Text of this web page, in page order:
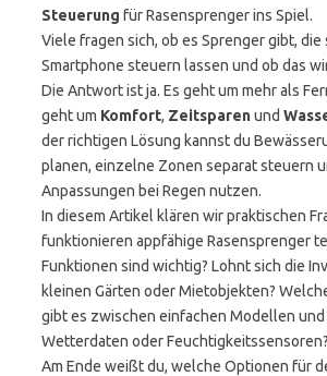
Steuerung für Rasensprenger ins Spiel.
Viele fragen sich, ob es Sprenger gibt, die
Smartphone steuern lassen und ob das
Die Antwort ist ja. Es geht um mehr als
geht um Komfort, Zeitsparenund
der richtigen Lösung kannst du
planen, einzelne Zonen separat steuern
Anpassungen bei Regen nutzen.
In diesem Artikel klären wir praktischen
funktionieren appfähige Rasensprenger
Funktionen sind wichtig? Lohnt sich die
kleinen Gärten oder Mietobjekten?
gibt es zwischen einfachen Modellen und
Wetterdaten oder Feuchtigkeitssensoren?
Am Ende weißt du, welche Optionen für